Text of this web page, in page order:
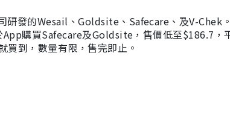
研發的Wesail、Goldsite、Safecare、及V-Chek
購買Safecare及Goldsite，售價低至$186.7，
到，數量有限，售完即止。